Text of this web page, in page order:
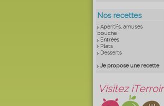
Nos recettes
Apéritifs, amuses
bouche
Entrées
Plats
Desserts
Je propose une recette
Visitez iTerroir